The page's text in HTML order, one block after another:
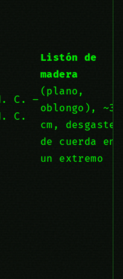
C. –
C.
Listón de
madera
(plano,
oblongo), ~30
cm, desgaste
de cuerda en
un extremo